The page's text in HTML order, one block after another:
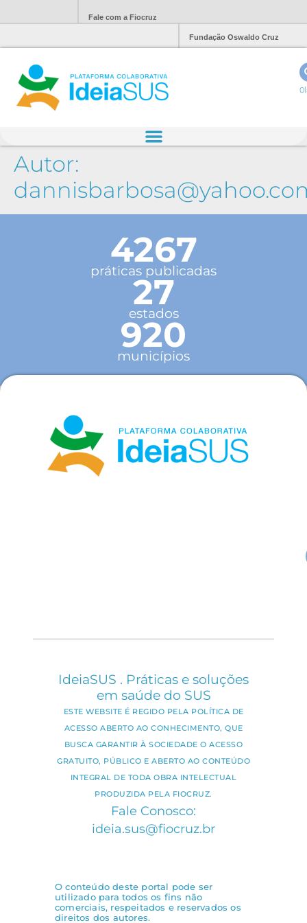
Fale com a Fiocruz
Fundação Oswaldo Cruz
Autor:
4267
práticas publicadas
27
estados
920
municípios
IdeiaSUS . Práticas e soluções
em saúde do SUS
ESTE WEBSITE É REGIDO PELA POLÍTICA DE
ACESSO ABERTO AO CONHECIMENTO, QUE
BUSCA GARANTIR À SOCIEDADE O ACESSO
GRATUITO, PÚBLICO E ABERTO AO CONTEÚDO
INTEGRAL DE TODA OBRA INTELECTUAL
PRODUZIDA PELA FIOCRUZ.
Fale Conosco:
ideia.sus@fiocruz.br
O conteúdo deste portal pode ser
utilizado para todos os fins não
comerciais, respeitados e reservados os
direitos dos autores.